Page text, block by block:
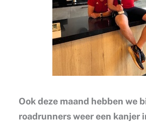
Ook deze maand hebben we
roadrunners weer een kanjer